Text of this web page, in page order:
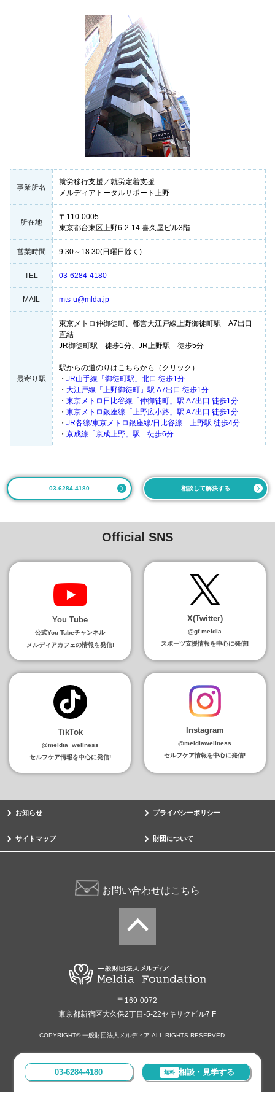
03-6284-4180 無料 相談・見学する
事業所名
就労移行支援／就労定着支援
メルディアトータルサポート上野
所在地
〒110-0005
東京都台東区上野6-2-14 喜久屋ビル3階
営業時間 9:30～18:30(日曜日除く)
TEL 03-6284-4180
MAIL mts-u@mlda.jp
最寄り駅
東京メトロ仲御徒町、都営大江戸線上野御徒町駅 A7出口
直結
JR御徒町駅 徒歩1分、JR上野駅 徒歩5分
駅からの道のりはこちらから（クリック）
・ JR山手線「御徒町駅」北口 徒歩1分
・ 大江戸線「上野御徒町」駅 A7出口 徒歩1分
・ 東京メトロ日比谷線「仲御徒町」駅 A7出口 徒歩1分
・ 東京メトロ銀座線「上野広小路」駅 A7出口 徒歩1分
・ JR各線/東京メトロ銀座線/日比谷線 上野駅 徒歩4分
・ 京成線「京成上野」駅 徒歩6分
03-6284-4180 相談して解決する
Official SNS
You Tube
公式You Tubeチャンネル
メルディアカフェの情報を発信!
X(Twitter)
@gf.meldia
スポーツ支援情報を中心に発信!
TikTok
@meldia_wellness
セルフケア情報を中心に発信!
Instagram
@meldiawellness
セルフケア情報を中心に発信!
お知らせ プライバシーポリシー
サイトマップ 財団について
お問い合わせはこちら
〒169-0072
東京都新宿区大久保2丁目-5-22セキサクビル7 F
COPYRIGHT© 一般財団法人メルディア ALL RIGHTS RESERVED.